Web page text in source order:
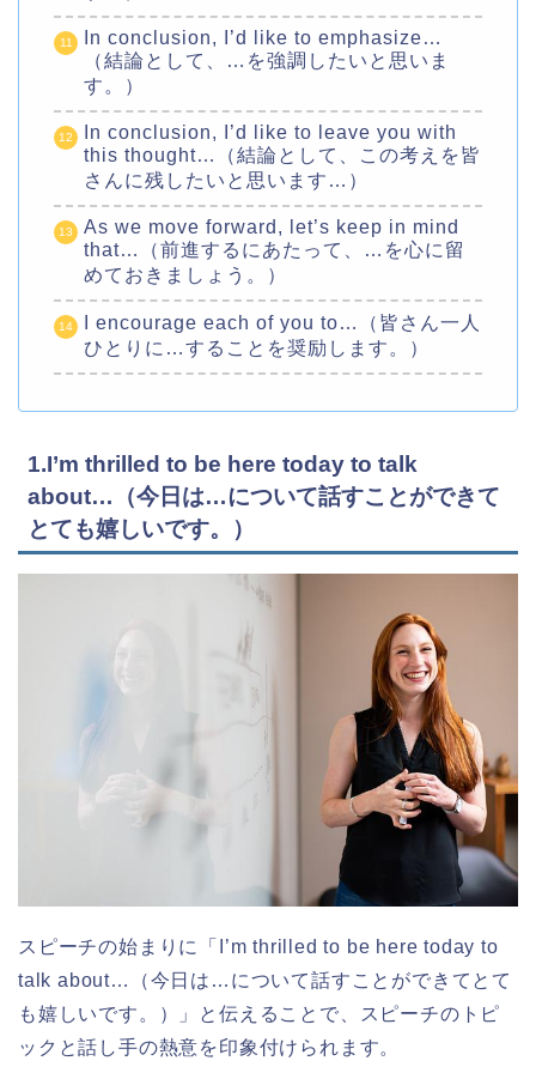
In conclusion, I’d like to emphasize…
（結論として、…を強調したいと思いま
す。）
In conclusion, I’d like to leave you with
this thought…（結論として、この考えを皆
さんに残したいと思います…）
As we move forward, let’s keep in mind
that…（前進するにあたって、…を心に留
めておきましょう。）
I encourage each of you to…（皆さん一人
ひとりに…することを奨励します。）
1.I’m thrilled to be here today to talk
about…（今日は…について話すことができて
とても嬉しいです。）
スピーチの始まりに「I’m thrilled to be here today to
talk about…（今日は…について話すことができてとて
も嬉しいです。）」と伝えることで、スピーチのトピ
ックと話し手の熱意を印象付けられます。